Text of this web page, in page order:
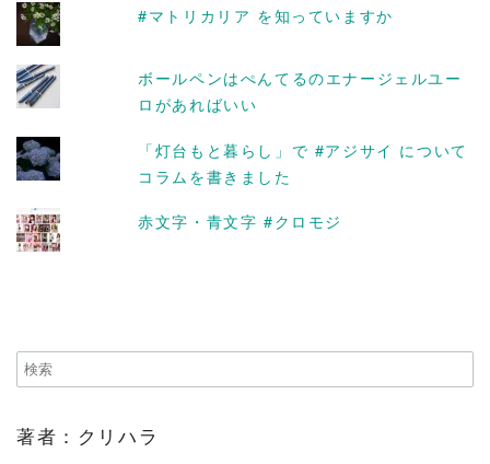
#マトリカリア を知っていますか
ボールペンはぺんてるのエナージェルユー
ロがあればいい
「灯台もと暮らし」で #アジサイ について
コラムを書きました
赤文字・青文字 #クロモジ
著者：クリハラ